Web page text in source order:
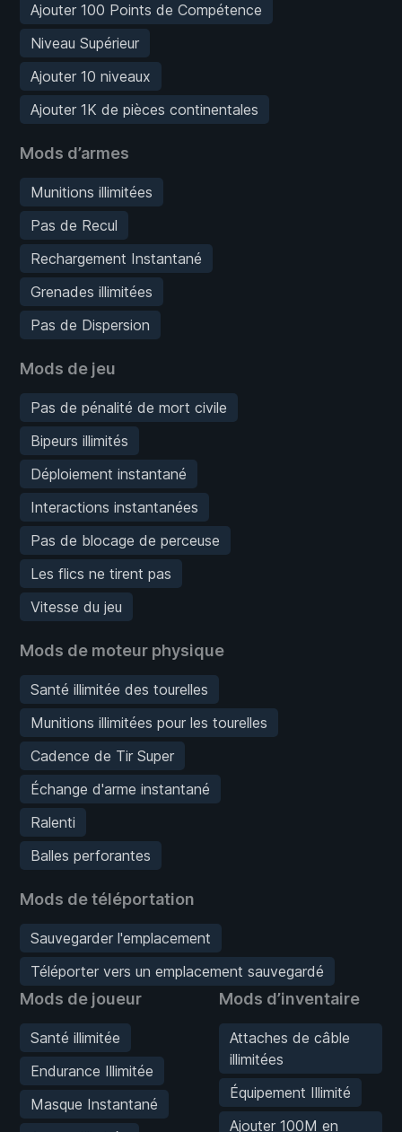
Ajouter 100 Points de Compétence
Niveau Supérieur
Ajouter 10 niveaux
Ajouter 1K de pièces continentales
Mods d’armes
Munitions illimitées
Pas de Recul
Rechargement Instantané
Grenades illimitées
Pas de Dispersion
Mods de jeu
Pas de pénalité de mort civile
Bipeurs illimités
Déploiement instantané
Interactions instantanées
Pas de blocage de perceuse
Les flics ne tirent pas
Vitesse du jeu
Mods de moteur physique
Santé illimitée des tourelles
Munitions illimitées pour les tourelles
Cadence de Tir Super
Échange d'arme instantané
Ralenti
Balles perforantes
Mods de téléportation
Sauvegarder l'emplacement
Téléporter vers un emplacement sauvegardé
Mods de joueur
Santé illimitée
Endurance Illimitée
Masque Instantané
Mods d’inventaire
Attaches de câble
illimitées
Équipement Illimité
Ajouter 100M en